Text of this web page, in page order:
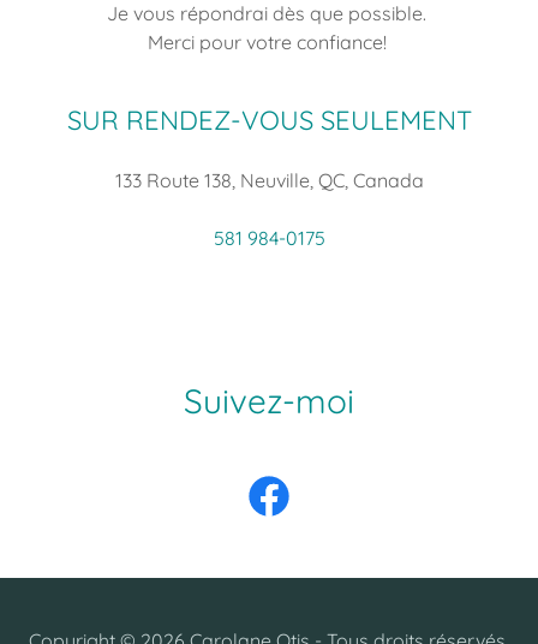
Je vous répondrai dès que possible.
Merci pour votre confiance!
SUR RENDEZ-VOUS SEULEMENT
133 Route 138, Neuville, QC, Canada
581 984-0175
Suivez-moi